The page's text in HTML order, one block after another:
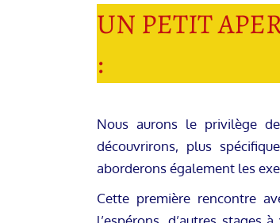
UN PETIT
:
Nous aurons le privilège
découvrirons, plus
aborderons également les
Cette première rencontre